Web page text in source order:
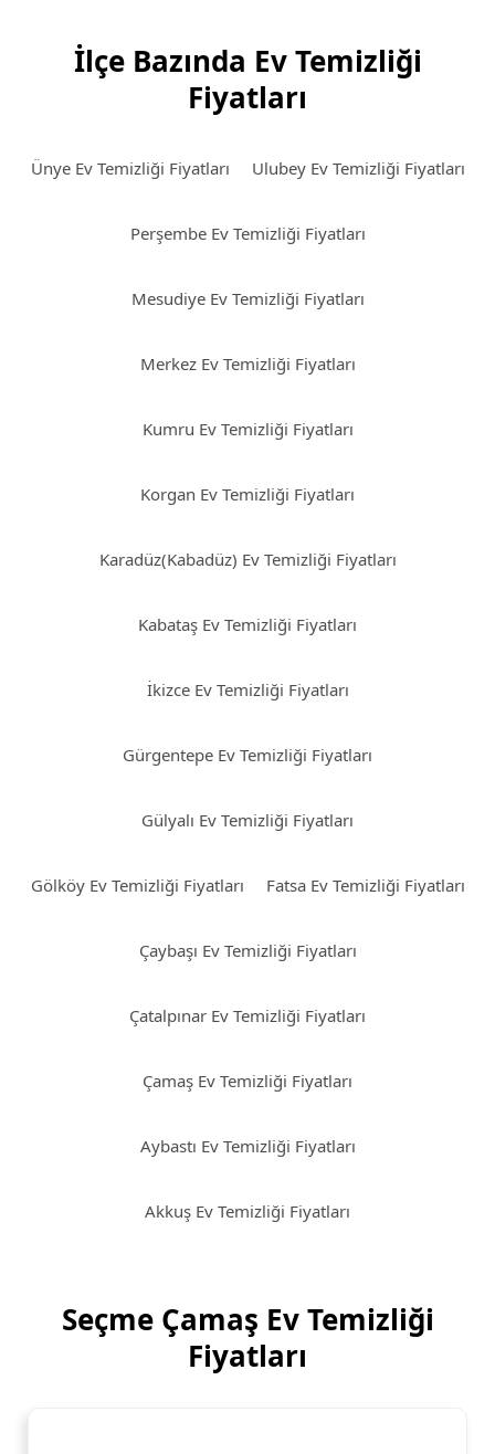
İlçe Bazında Ev Temizliği
Fiyatları
Ünye Ev Temizliği Fiyatları Ulubey Ev Temizliği Fiyatları
Perşembe Ev Temizliği Fiyatları
Mesudiye Ev Temizliği Fiyatları
Merkez Ev Temizliği Fiyatları
Kumru Ev Temizliği Fiyatları
Korgan Ev Temizliği Fiyatları
Karadüz(Kabadüz) Ev Temizliği Fiyatları
Kabataş Ev Temizliği Fiyatları
İkizce Ev Temizliği Fiyatları
Gürgentepe Ev Temizliği Fiyatları
Gülyalı Ev Temizliği Fiyatları
Gölköy Ev Temizliği Fiyatları Fatsa Ev Temizliği Fiyatları
Çaybaşı Ev Temizliği Fiyatları
Çatalpınar Ev Temizliği Fiyatları
Çamaş Ev Temizliği Fiyatları
Aybastı Ev Temizliği Fiyatları
Akkuş Ev Temizliği Fiyatları
Seçme Çamaş Ev Temizliği
Fiyatları